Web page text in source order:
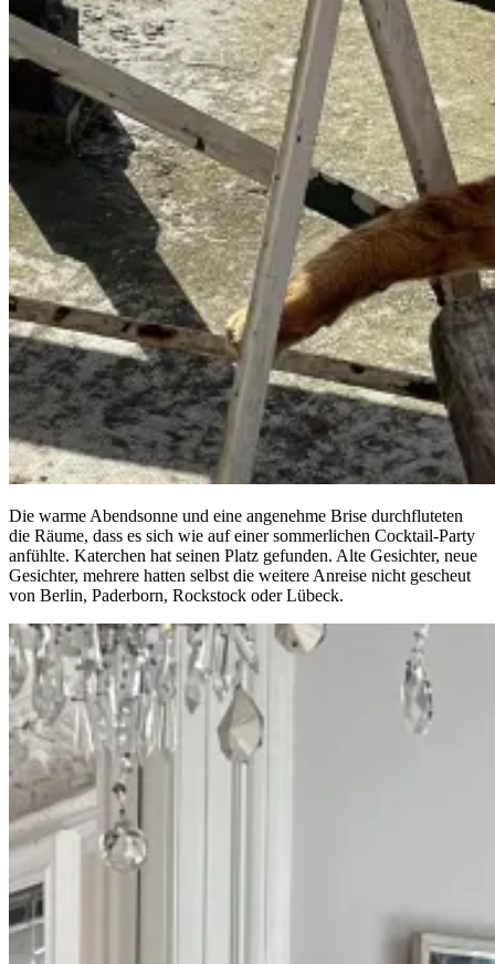
Die warme Abendsonne und eine angenehme Brise durchfluteten
die Räume, dass es sich wie auf einer sommerlichen Cocktail-Party
anfühlte. Katerchen hat seinen Platz gefunden. Alte Gesichter, neue
Gesichter, mehrere hatten selbst die weitere Anreise nicht gescheut
von Berlin, Paderborn, Rockstock oder Lübeck.